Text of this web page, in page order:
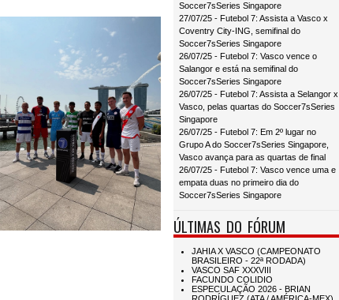
Soccer7sSeries Singapore
27/07/25 - Futebol 7: Assista a Vasco x
Coventry City-ING, semifinal do
Soccer7sSeries Singapore
26/07/25 - Futebol 7: Vasco vence o
Salangor e está na semifinal do
Soccer7sSeries Singapore
26/07/25 - Futebol 7: Assista a Selangor x
Vasco, pelas quartas do Soccer7sSeries
Singapore
26/07/25 - Futebol 7: Em 2º lugar no
Grupo A do Soccer7sSeries Singapore,
Vasco avança para as quartas de final
26/07/25 - Futebol 7: Vasco vence uma e
empata duas no primeiro dia do
Soccer7sSeries Singapore
ÚLTIMAS DO FÓRUM